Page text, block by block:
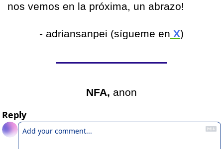
nos vemos en la próxima, un abrazo!
- adriansanpei (sígueme en X)
NFA, anon
Reply